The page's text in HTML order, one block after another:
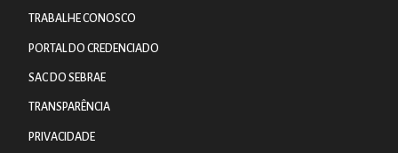
TRABALHE CONOSCO
PORTAL DO CREDENCIADO
SAC DO SEBRAE
TRANSPARÊNCIA
PRIVACIDADE